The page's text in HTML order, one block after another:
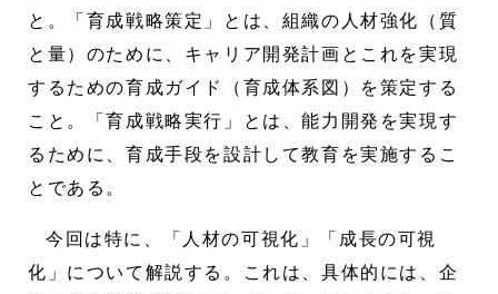
と。「育成戦略策定」とは、組織の人材強化（質
と量）のために、キャリア開発計画とこれを実現
するための育成ガイド（育成体系図）を策定する
こと。「育成戦略実行」とは、能力開発を実現す
るために、育成手段を設計して教育を実施するこ
とである。
今回は特に、「人材の可視化」「成長の可視
化」について解説する。これは、具体的には、企